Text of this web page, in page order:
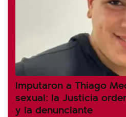
Imputaron a Thiago
sexual: la Justicia
y la denunciante